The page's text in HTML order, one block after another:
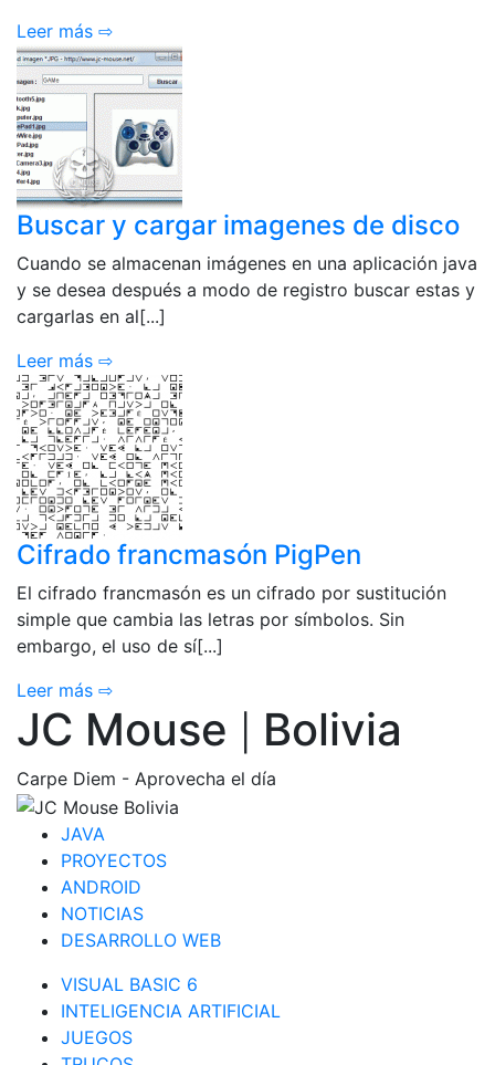
Leer más ⇨
Buscar y cargar imagenes de disco
Cuando se almacenan imágenes en una aplicación java
y se desea después a modo de registro buscar estas y
cargarlas en al[...]
Leer más ⇨
Cifrado francmasón PigPen
El cifrado francmasón es un cifrado por sustitución
simple que cambia las letras por símbolos. Sin
embargo, el uso de sí[...]
Leer más ⇨
JC Mouse Bolivia
Carpe Diem - Aprovecha el día
JAVA
PROYECTOS
ANDROID
NOTICIAS
DESARROLLO WEB
VISUAL BASIC 6
INTELIGENCIA ARTIFICIAL
JUEGOS